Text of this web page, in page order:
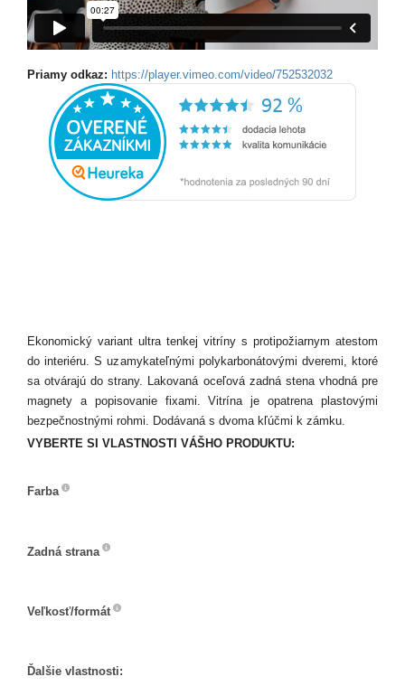
Priamy odkaz: https://player.vimeo.com/video/752532032
Ekonomický variant ultra tenkej vitríny s protipožiarnym atestom
do interiéru. S uzamykateľnými polykarbonátovými dveremi, ktoré
sa otvárajú do strany. Lakovaná oceľová zadná stena vhodná pre
magnety a popisovanie fixami. Vitrína je opatrena plastovými
bezpečnostnými rohmi. Dodávaná s dvoma kľúčmi k zámku.
VYBERTE SI VLASTNOSTI VÁŠHO PRODUKTU:
Farba
Zadná strana
Veľkosť/formát
Ďalšie vlastnosti: